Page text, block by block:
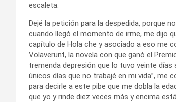
escaleta.
Dejé la petición para la despedida, porque
cuando llegó el momento de irme, me dijo
capítulo de Hola che y asociado a eso me
Volaverunt, la novela con que ganó el
tremenda depresión que lo tuvo veinte
únicos días que no trabajé en mi vida”, me
para decirle a este pibe que me dobla la
que yo y rinde diez veces más y encima